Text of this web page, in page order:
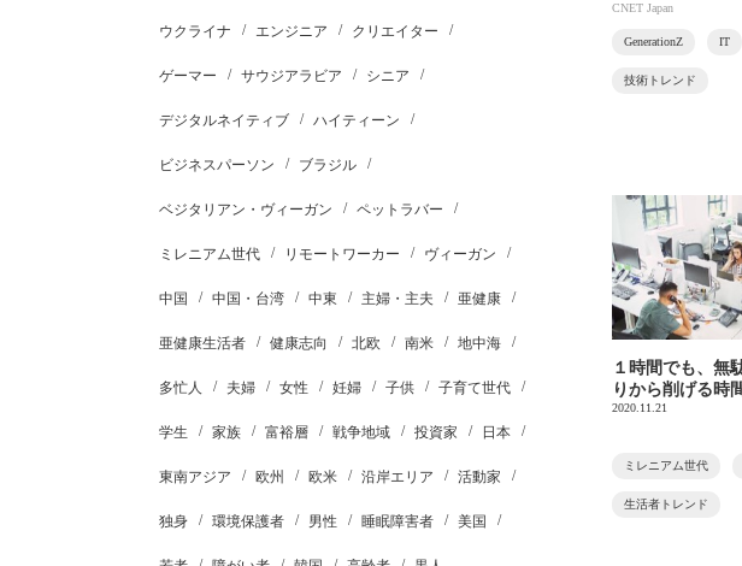
ウクライナ エンジニア クリエイター
ゲーマー サウジアラビア シニア
デジタルネイティブ ハイティーン
ビジネスパーソン ブラジル
ベジタリアン・ヴィーガン ペットラバー
ミレニアム世代 リモートワーカー ヴィーガン
中国 中国・台湾 中東 主婦・主夫 亜健康
亜健康生活者 健康志向 北欧 南米 地中海
多忙人 夫婦 女性 妊婦 子供 子育て世代
学生 家族 富裕層 戦争地域 投資家 日本
東南アジア 欧州 欧米 沿岸エリア 活動家
独身 環境保護者 男性 睡眠障害者 美国
CNET Japan
GenerationZ IT
技術トレンド
１時間でも、無
りから削げる時
2020.11.21
ミレニアム世代
生活者トレンド